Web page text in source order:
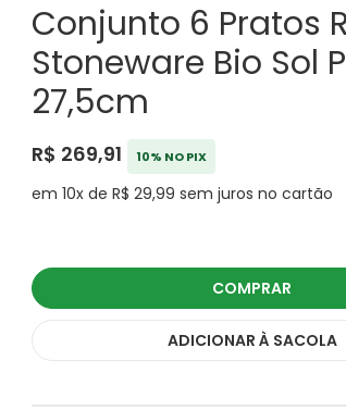
Conjunto 6 Pratos
Stoneware Bio Sol
27,5cm
R$ 269,91 10% NO PIX
em 10x de R$ 29,99 sem juros no cartão
COMPRAR
ADICIONAR À SACOLA